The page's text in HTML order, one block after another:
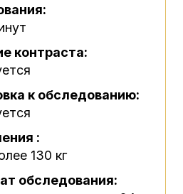
контраста:
к обследованию:
:
130 кг
обследования: